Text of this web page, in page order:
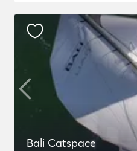
Bali Catspace